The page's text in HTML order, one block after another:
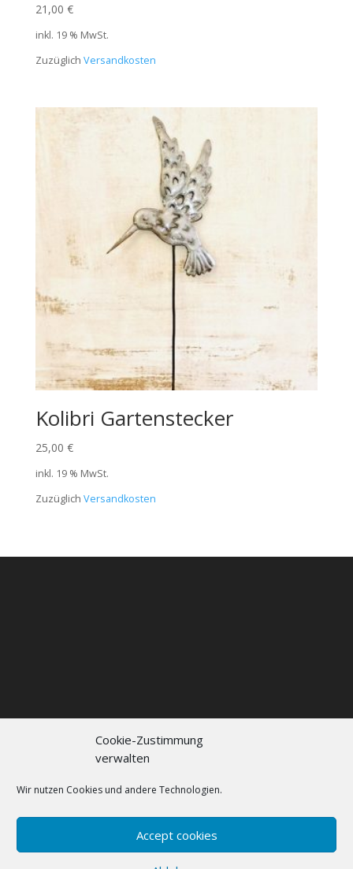
Cookie-Zustimmung
verwalten
Wir nutzen Cookies und andere Technologien.
Accept cookies
21,00 €
inkl. 19 % MwSt.
Zuzüglich Versandkosten
Kolibri Gartenstecker
25,00 €
inkl. 19 % MwSt.
Zuzüglich Versandkosten
Kontakt
Datenschutzerklärung
Cookie policy (EU)